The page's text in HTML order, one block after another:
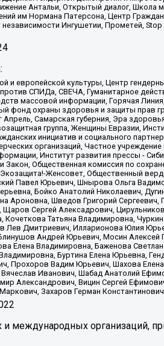
Антальи, Открытый диалог,
им Нормана Патерсона, Центр
Ингушетии, Прометей,
и европейской культуры, Центр
СПИДа, СВЕЧА, Гуманитарное
массовой информации, Горячая
фонд охраны здоровья и защиты прав
Самарская губерния, Эра
группа, Женщины Евразии,
инициатив и социального
организаций, Частное
Институт развития прессы -
Общественная комиссия по
Женсовет, Общественный
Павел Юрьевич, Шнырова Ольга
Бойко Анатолий Николаевич,
Ароновна, Шведов Григорий
Сергей Алексадрович,
Татьяна Владимировна,
Дмитриевич, Илларионова Юлия
Андрей Юрьевич, Мосин Алексей
Елена Владимировна, Баженова
Буртина Елена Юрьевна,
Прохоров Вадим Юрьевич, Шахова
Иванович, Шабад Анатолий
Александрович, Вицин Сергей
Захаров Герман Константинович
организаций,